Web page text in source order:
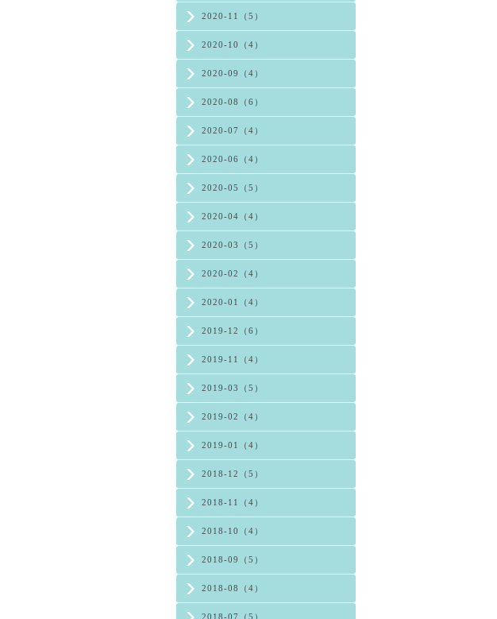
2020-11（5）
2020-10（4）
2020-09（4）
2020-08（6）
2020-07（4）
2020-06（4）
2020-05（5）
2020-04（4）
2020-03（5）
2020-02（4）
2020-01（4）
2019-12（6）
2019-11（4）
2019-03（5）
2019-02（4）
2019-01（4）
2018-12（5）
2018-11（4）
2018-10（4）
2018-09（5）
2018-08（4）
2018-07（5）